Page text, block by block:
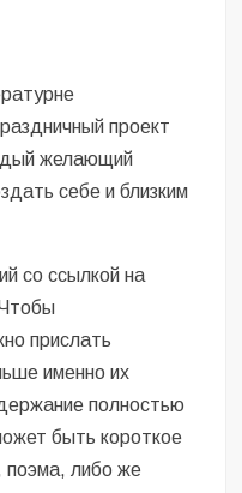
ситуацію
проект
желающий
себе и близким
со ссылкой на
прислать
именно их
полностью
быть короткое
поэма, либо же